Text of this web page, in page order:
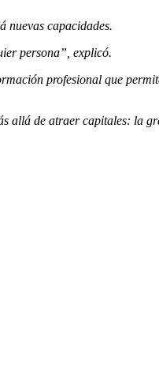
nuevas capacidades.
persona”, explicó.
profesional que
allá de atraer capitales: la